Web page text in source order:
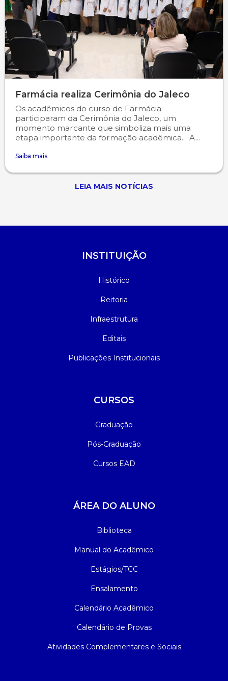
Farmácia realiza Cerimônia do Jaleco
Os acadêmicos do curso de Farmácia
participaram da Cerimônia do Jaleco, um
momento marcante que simboliza mais uma
etapa importante da formação acadêmica. A...
Saiba mais
LEIA MAIS NOTÍCIAS
INSTITUIÇÃO
Histórico
Reitoria
Infraestrutura
Editais
Publicações Institucionais
CURSOS
Graduação
Pós-Graduação
Cursos EAD
ÁREA DO ALUNO
Biblioteca
Manual do Acadêmico
Estágios/TCC
Ensalamento
Calendário Acadêmico
Calendário de Provas
Atividades Complementares e Sociais